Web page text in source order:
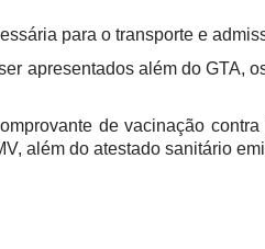
para o transporte e
apresentados além do GTA,
de vacinação
além do atestado sanitário